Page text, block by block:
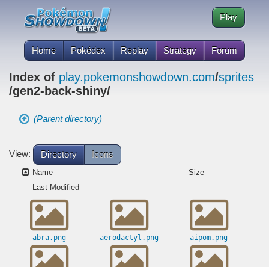
Home Pokédex Replay Strategy Forum
Play
Index of play.pokemonshowdown.com/sprites
/gen2-back-shiny/
(Parent directory)
View: Directory Icons
Name
Size
Last Modified
abra.png aerodactyl.png aipom.png